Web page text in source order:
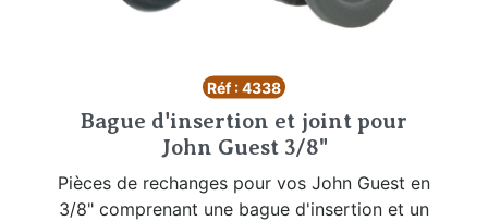
Réf : 4338
Bague d'insertion et joint pour
John Guest 3/8"
Pièces de rechanges pour vos John Guest en
3/8" comprenant une bague d'insertion et un